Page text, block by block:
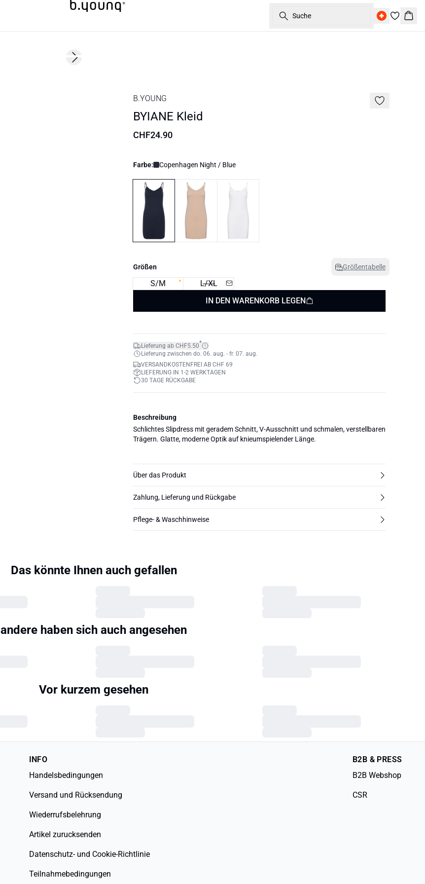
Suche
Next slide
B.YOUNG
BYIANE Kleid
CHF24.90
Farbe: Copenhagen Night / Blue
Größen Größentabelle
S/M
L/XL
IN DEN WARENKORB LEGEN
Lieferung ab CHF5.50*
Lieferung zwischen do. 06. aug. - fr. 07. aug.
VERSANDKOSTENFREI AB CHF 69
LIEFERUNG IN 1-2 WERKTAGEN
30 TAGE RÜCKGABE
Beschreibung
Schlichtes Slipdress mit geradem Schnitt, V-Ausschnitt und schmalen, verstellbaren
Trägern. Glatte, moderne Optik auf knieumspielender Länge.
Über das Produkt
Zahlung, Lieferung und Rückgabe
Pflege- & Waschhinweise
Das könnte Ihnen auch gefallen
andere haben sich auch angesehen
Vor kurzem gesehen
INFO
Handelsbedingungen
Versand und Rücksendung
Wiederrufsbelehrung
Artikel zurucksenden
Datenschutz- und Cookie-Richtlinie
Teilnahmebedingungen
B2B & PRESS
B2B Webshop
CSR